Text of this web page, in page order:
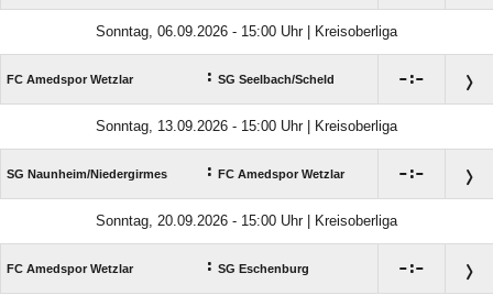
Sonntag, 06.09.2026 - 15:00 Uhr | Kreisoberliga
FC Amedspor Wetzlar : SG Seelbach/​Scheld :
Sonntag, 13.09.2026 - 15:00 Uhr | Kreisoberliga
SG Naunheim/​Niedergirmes : FC Amedspor Wetzlar :
Sonntag, 20.09.2026 - 15:00 Uhr | Kreisoberliga
FC Amedspor Wetzlar : SG Eschenburg :